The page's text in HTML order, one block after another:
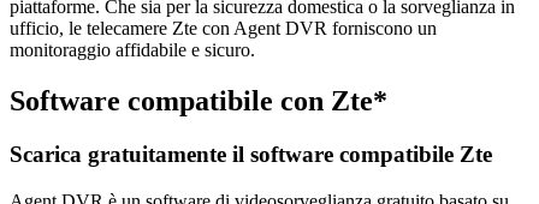
piattaforme. Che sia per la sicurezza domestica o la sorveglianza in
ufficio, le telecamere Zte con Agent DVR forniscono un
monitoraggio affidabile e sicuro.
Software compatibile con Zte*
Scarica gratuitamente il software compatibile Zte